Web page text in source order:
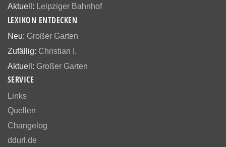
Aktuell: Leipziger Bahnhof
LEXIKON ENTDECKEN
Neu: Großer Garten
Zufällig: Christian I.
Aktuell: Großer Garten
SERVICE
Links
Quellen
Changelog
ddurl.de